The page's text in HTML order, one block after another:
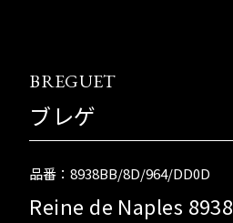
BREGUET
ブレゲ
品番：8938BB/8D/964/DD0D
Reine de Naples 8938